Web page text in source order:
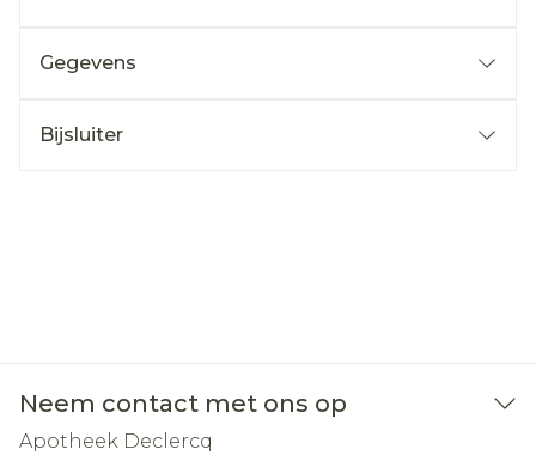
Gegevens
Bijsluiter
Neem contact met ons op
Apotheek Declercq